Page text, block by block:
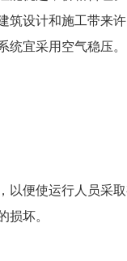
设计和施工带来许
宜采用空气稳压。
便使运行人员采取
坏。